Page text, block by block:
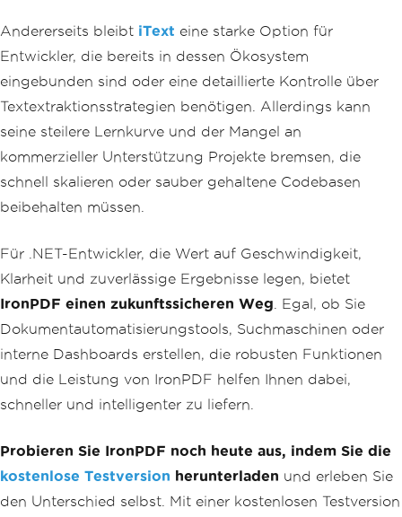
Andererseits bleibt iText eine starke Option für
Entwickler, die bereits in dessen Ökosystem
eingebunden sind oder eine detaillierte Kontrolle über
Textextraktionsstrategien benötigen. Allerdings kann
seine steilere Lernkurve und der Mangel an
kommerzieller Unterstützung Projekte bremsen, die
schnell skalieren oder sauber gehaltene Codebasen
beibehalten müssen.
Für .NET-Entwickler, die Wert auf Geschwindigkeit,
Klarheit und zuverlässige Ergebnisse legen, bietet
IronPDF einen zukunftssicheren Weg . Egal, ob Sie
Dokumentautomatisierungstools, Suchmaschinen oder
interne Dashboards erstellen, die robusten Funktionen
und die Leistung von IronPDF helfen Ihnen dabei,
schneller und intelligenter zu liefern.
Probieren Sie IronPDF noch heute aus, indem Sie die
kostenlose Testversion herunterladen und erleben Sie
den Unterschied selbst. Mit einer kostenlosen Testversion